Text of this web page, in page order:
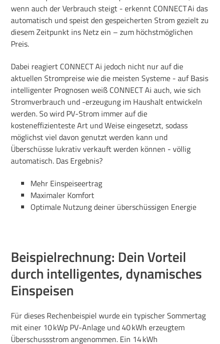
wenn auch der Verbrauch steigt - erkennt CONNECT Ai das
automatisch und speist den gespeicherten Strom gezielt zu
diesem Zeitpunkt ins Netz ein – zum höchstmöglichen
Preis.
Dabei reagiert CONNECT Ai jedoch nicht nur auf die
aktuellen Strompreise wie die meisten Systeme - auf Basis
intelligenter Prognosen weiß CONNECT Ai auch, wie sich
Stromverbrauch und -erzeugung im Haushalt entwickeln
werden. So wird PV-Strom immer auf die
kosteneffizienteste Art und Weise eingesetzt, sodass
möglichst viel davon genutzt werden kann und
Überschüsse lukrativ verkauft werden können - völlig
automatisch. Das Ergebnis?
Mehr Einspeiseertrag
Maximaler Komfort
Optimale Nutzung deiner überschüssigen Energie
Beispielrechnung: Dein Vorteil
durch intelligentes, dynamisches
Einspeisen
Für dieses Rechenbeispiel wurde ein typischer Sommertag
mit einer 10 kWp PV-Anlage und 40 kWh erzeugtem
Überschussstrom angenommen. Ein 14 kWh